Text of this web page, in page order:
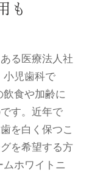
も
る医療法人社
小児歯科で
食や加齢に
す。近年で
を白く保つこ
を希望する方
ホワイトニ